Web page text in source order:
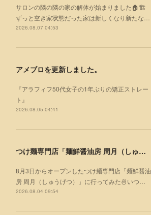
サロンの隣の隣の家の解体が始まりました🏠🏗
ずっと空き家状態だった家は新しくなり新たな…
2026.08.07 04:53
アメブロを更新しました。
『アラフィフ50代女子の1年ぶりの矯正ストレー
ト』
2026.08.05 04:41
つけ麺専門店「麺鮮醤油房 周月（しゅうげつ）」⁡ に行ってみた🍜
8月3日からオープンしたつけ麺専門店「麺鮮醤油
房 周月（しゅうげつ）」⁡に行ってみた🍜いつ…
2026.08.04 09:54